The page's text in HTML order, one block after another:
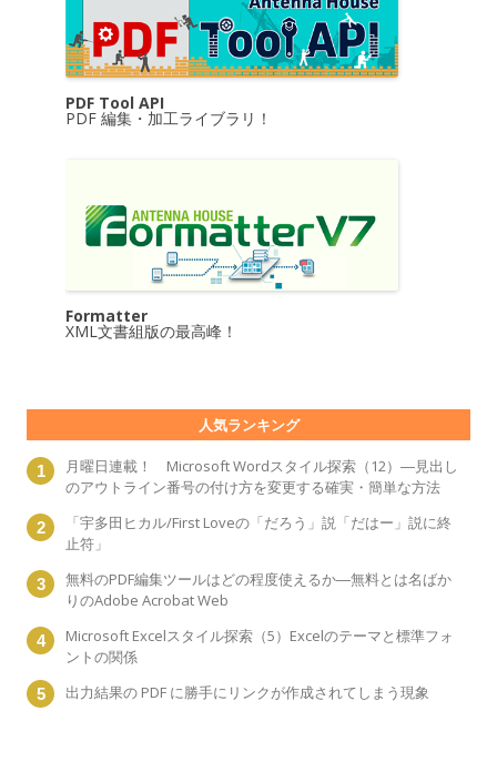
PDF Tool API
PDF 編集・加工ライブラリ！
Formatter
XML文書組版の最高峰！
人気ランキング
月曜日連載！ Microsoft Wordスタイル探索（12）―見出し
のアウトライン番号の付け方を変更する確実・簡単な方法
「宇多田ヒカル/First Loveの「だろう」説「だはー」説に終
止符」
無料のPDF編集ツールはどの程度使えるか―無料とは名ばか
りのAdobe Acrobat Web
Microsoft Excelスタイル探索（5）Excelのテーマと標準フォ
ントの関係
出力結果の PDF に勝手にリンクが作成されてしまう現象